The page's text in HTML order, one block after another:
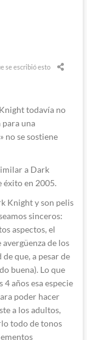
se escribió esto
todavía no
para una
no se sostiene
a Dark
éxito en 2005.
Knight y son pelis
sinceros:
aspectos, el
de los
que, a pesar de
buena). Lo que
años esa especie
poder hacer
a los adultos,
todo de tonos